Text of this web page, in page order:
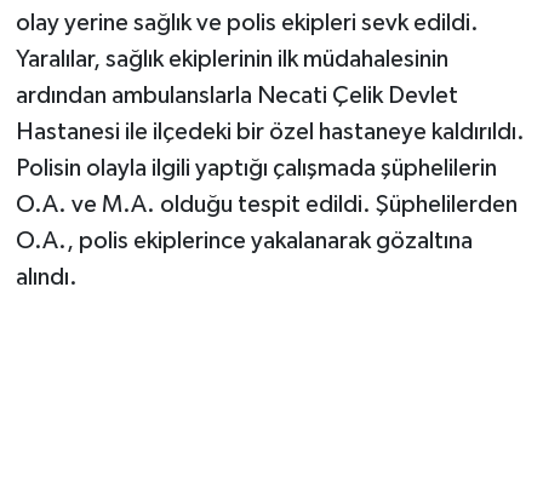
olay yerine sağlık ve polis ekipleri sevk edildi.
Yaralılar, sağlık ekiplerinin ilk müdahalesinin
ardından ambulanslarla Necati Çelik Devlet
Hastanesi ile ilçedeki bir özel hastaneye kaldırıldı.
Polisin olayla ilgili yaptığı çalışmada şüphelilerin
O.A. ve M.A. olduğu tespit edildi. Şüphelilerden
O.A., polis ekiplerince yakalanarak gözaltına
alındı.